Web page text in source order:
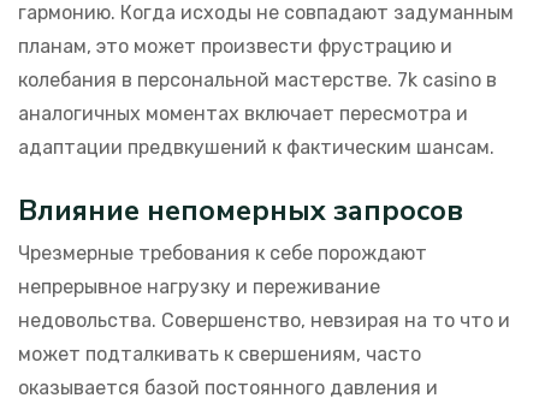
гармонию. Когда исходы не совпадают задуманным
планам, это может произвести фрустрацию и
колебания в персональной мастерстве. 7k casino в
аналогичных моментах включает пересмотра и
адаптации предвкушений к фактическим шансам.
Влияние непомерных запросов
Чрезмерные требования к себе порождают
непрерывное нагрузку и переживание
недовольства. Совершенство, невзирая на то что и
может подталкивать к свершениям, часто
оказывается базой постоянного давления и